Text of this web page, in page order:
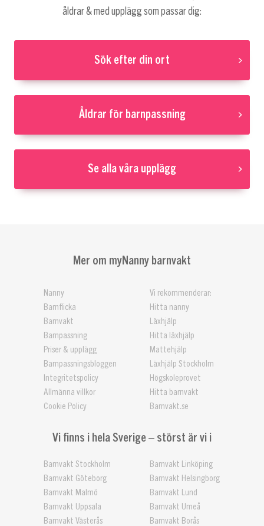
åldrar & med upplägg som passar dig:
Sök efter din ort
Åldrar för barnpassning
Se alla våra upplägg
Mer om myNanny barnvakt
Nanny
Barnflicka
Barnvakt
Barnpassning
Priser & upplägg
Barnpassningsbloggen
Integritetspolicy
Allmänna villkor
Cookie Policy
Vi rekommenderar:
Hitta nanny
Läxhjälp
Hitta läxhjälp
Mattehjälp
Läxhjälp Stockholm
Högskoleprovet
Hitta barnvakt
Barnvakt.se
Vi finns i hela Sverige – störst är vi i
Barnvakt Stockholm
Barnvakt Göteborg
Barnvakt Malmö
Barnvakt Uppsala
Barnvakt Västerås
Barnvakt Linköping
Barnvakt Helsingborg
Barnvakt Lund
Barnvakt Umeå
Barnvakt Borås